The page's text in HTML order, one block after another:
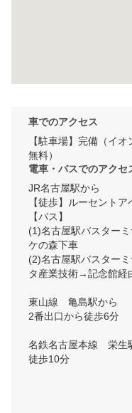
車でのアクセス
【駐車場】完備（イ
無料）
電車・バスでのアクセ
JR名古屋駅から
【徒歩】ルーセント
【バス】
(1)名古屋駅バスター
ケの森下車
(2)名古屋駅バスター
タ産業技術→記念館
東山線　亀島駅から
2番出口から徒歩6分
名鉄名古屋本線　栄生
徒歩10分